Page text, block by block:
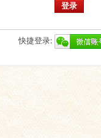
登录
快捷登录: